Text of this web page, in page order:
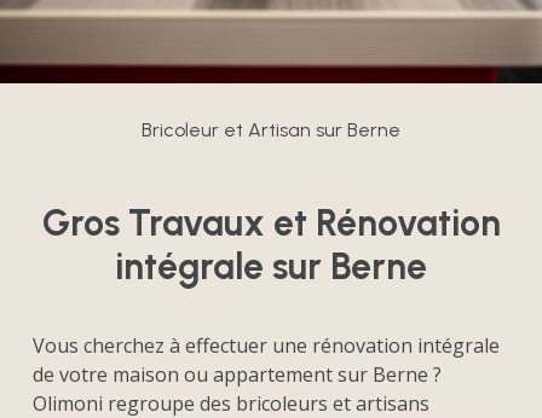
Bricoleur et Artisan sur Berne
Gros Travaux et Rénovation
intégrale sur Berne
Vous cherchez à effectuer une rénovation intégrale
de votre maison ou appartement sur Berne ?
Olimoni regroupe des bricoleurs et artisans